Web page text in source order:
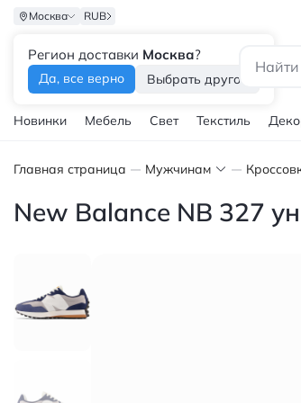
Москва
Регион доставки Москва?
Да, все верно Выбрать другой
RUB
Новинки Мебель Свет Текстиль
Главная страница Мужчинам
New Balance NB 327